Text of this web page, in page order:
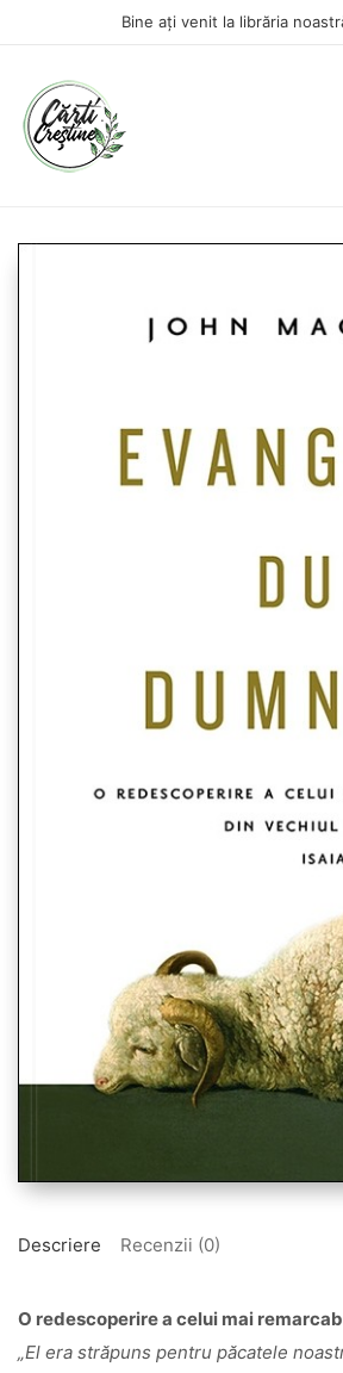
Bine ați venit la librăria
Descriere Recenzii (0)
O redescoperire a celui mai
„El era străpuns pentru păcatele